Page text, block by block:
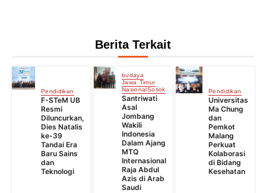
Berita Terkait
Pendidikan
F-STeM UB
Resmi
Diluncurkan,
Dies Natalis
ke-39
Tandai Era
Baru Sains
dan
Teknologi
budaya
Jawa Timur
NasionalSosok
Santriwati
Asal
Jombang
Wakili
Indonesia
Dalam Ajang
MTQ
Internasional
Raja Abdul
Azis di Arab
Saudi
Pendidikan
Universitas
Ma Chung
dan
Pemkot
Malang
Perkuat
Kolaborasi
di Bidang
Kesehatan